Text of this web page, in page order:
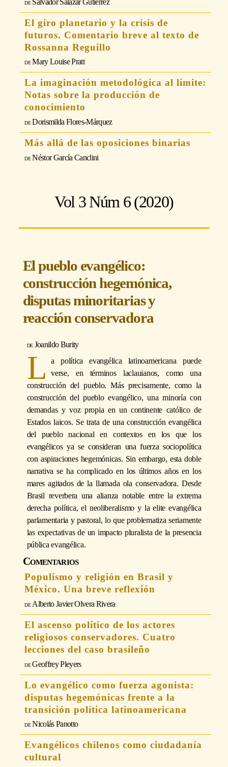
El giro planetario y la crisis de
futuros. Comentario breve al texto de
Rossanna Reguillo
Mary Louise Pratt
La imaginación metodológica al límite:
Notas sobre la producción de
conocimiento
Dorismilda Flores-Márquez
Más allá de las oposiciones binarias
Néstor García Canclini
Vol 3 Núm 6 (2020)
El pueblo evangélico:
construcción hegemónica,
disputas minoritarias y
reacción conservadora
Joanildo Burity
L
a política evangélica latinoamericana puede
verse, en términos laclauianos, como una
construcción del pueblo. Más precisamente, como la
construcción del pueblo evangélico, una minoría con
demandas y voz propia en un continente católico de
Estados laicos. Se trata de una construcción evangélica
del pueblo nacional en contextos en los que los
evangélicos ya se consideran una fuerza sociopolítica
con aspiraciones hegemónicas. Sin embargo, esta doble
narrativa se ha complicado en los últimos años en los
mares agitados de la llamada ola conservadora. Desde
Brasil reverbera una alianza notable entre la extrema
derecha política, el neoliberalismo y la elite evangélica
parlamentaria y pastoral, lo que problematiza seriamente
las expectativas de un impacto pluralista de la presencia
pública evangélica.
Comentarios
Populismo y religión en Brasil y
México. Una breve reflexión
Alberto Javier Olvera Rivera
El ascenso político de los actores
religiosos conservadores. Cuatro
lecciones del caso brasileño
Geoffrey Pleyers
Lo evangélico como fuerza agonista:
disputas hegemónicas frente a la
transición política latinoamericana
Nicolás Panotto
Evangélicos chilenos como ciudadanía
cultural